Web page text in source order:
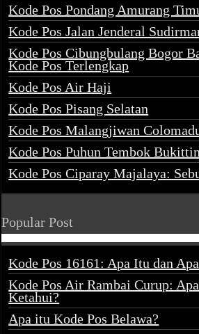
Kode Pos Pondang Amurang
Kode Pos Jalan Jenderal
Kode Pos Cibungbulang Bogor
Kode Pos Terlengkap
Kode Pos Air Haji
Kode Pos Pisang Selatan
Kode Pos Malangjiwan
Kode Pos Puhun Tembok
Kode Pos Ciparay Majalaya:
Popular Post
Kode Pos 16161: Apa Itu dan
Kode Pos Air Rambai Curup:
Ketahui?
Apa itu Kode Pos Belawa?